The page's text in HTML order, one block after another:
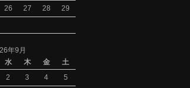
26 27 28
29
年9月
水 木 金
土
2 3 4
5